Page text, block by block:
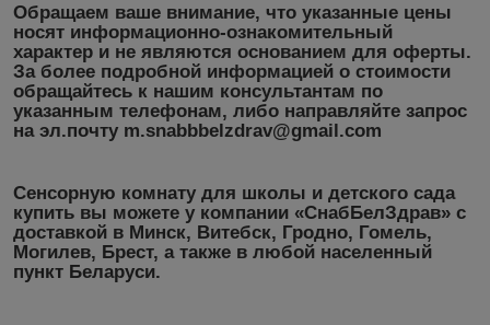
Обращаем ваше внимание, что указанные цены
носят информационно-ознакомительный
характер и не являются основанием для оферты.
За более подробной информацией о стоимости
обращайтесь к нашим консультантам по
указанным телефонам, либо направляйте запрос
на эл.почту m.snabbbelzdrav@gmail.com
Сенсорную комнату для школы и детского сада
купить вы можете у компании «СнабБелЗдрав» с
доставкой в Минск, Витебск, Гродно, Гомель,
Могилев, Брест, а также в любой населенный
пункт Беларуси.